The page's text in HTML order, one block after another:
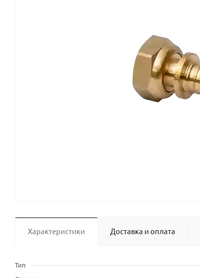
Характеристики Доставка и оплата
Тип